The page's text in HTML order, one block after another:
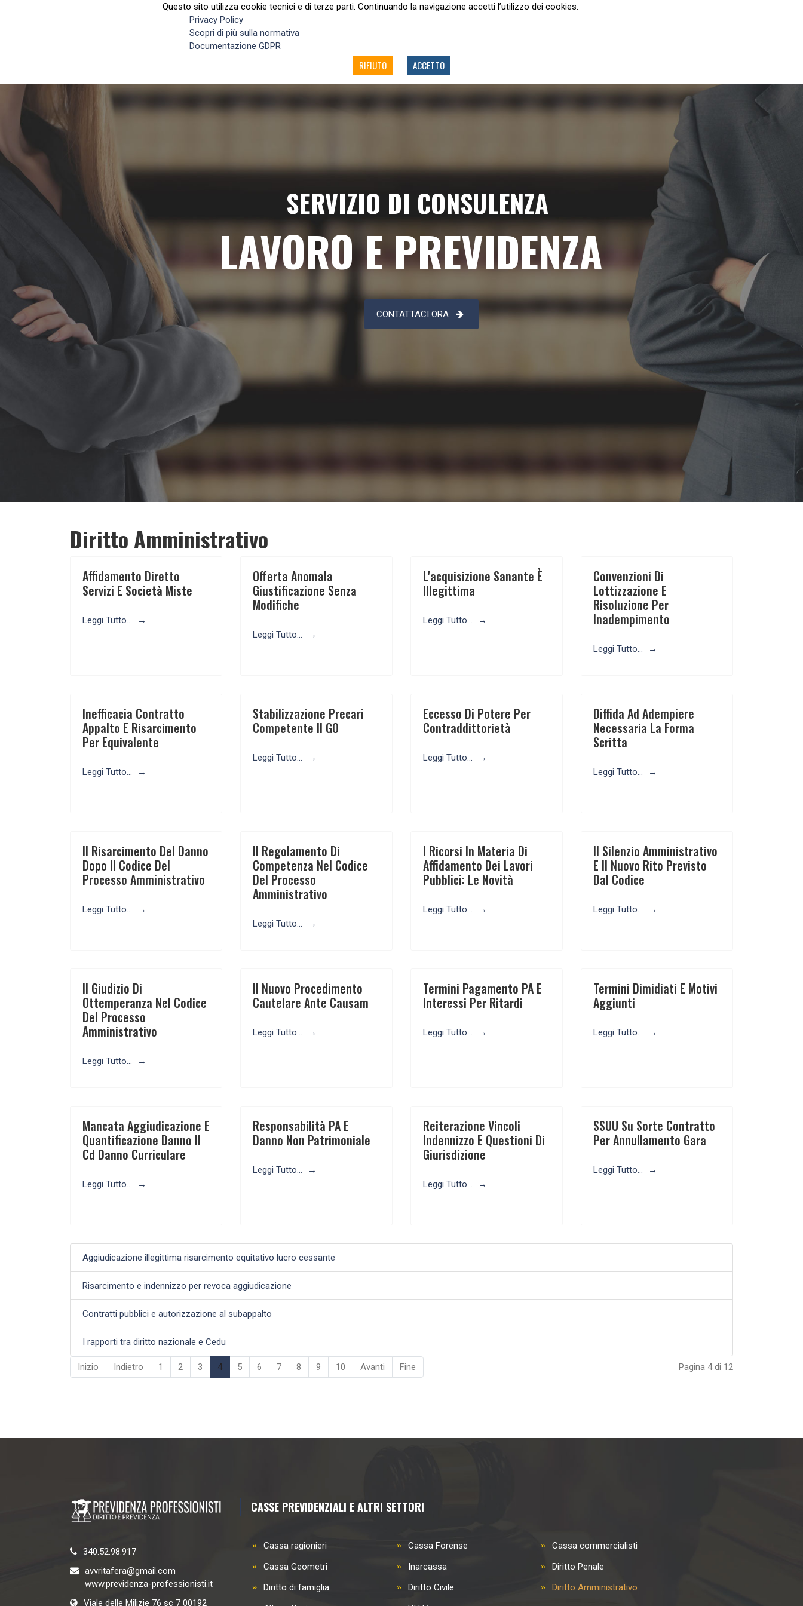
Viale delle Milizie 76 sc.3 00192 Roma
HOME
SERVIZIO DI CONSULENZA
LAVORO E PREVIDENZA
CONTATTACI ORA
Diritto Amministrativo
Affidamento Diretto
Servizi E Società Miste
Leggi Tutto...
Offerta Anomala
Giustificazione Senza
Modifiche
Leggi Tutto...
L'acquisizione Sanante È
Illegittima
Leggi Tutto...
Convenzioni Di
Lottizzazione E
Risoluzione Per
Inadempimento
Leggi Tutto...
Inefficacia Contratto
Appalto E Risarcimento
Per Equivalente
Leggi Tutto...
Stabilizzazione Precari
Competente Il GO
Leggi Tutto...
Eccesso Di Potere Per
Contraddittorietà
Leggi Tutto...
Diffida Ad Adempiere
Necessaria La Forma
Scritta
Leggi Tutto...
Il Risarcimento Del Danno
Dopo Il Codice Del
Processo Amministrativo
Leggi Tutto...
Il Regolamento Di
Competenza Nel Codice
Del Processo
Amministrativo
Leggi Tutto...
I Ricorsi In Materia Di
Affidamento Dei Lavori
Pubblici: Le Novità
Leggi Tutto...
Il Silenzio Amministrativo
E Il Nuovo Rito Previsto
Dal Codice
Leggi Tutto...
Il Giudizio Di
Ottemperanza Nel Codice
Del Processo
Amministrativo
Leggi Tutto...
Il Nuovo Procedimento
Cautelare Ante Causam
Leggi Tutto...
Termini Pagamento PA E
Interessi Per Ritardi
Leggi Tutto...
Termini Dimidiati E Motivi
Aggiunti
Leggi Tutto...
Mancata Aggiudicazione E
Quantificazione Danno Il
Cd Danno Curriculare
Leggi Tutto...
Responsabilità PA E
Danno Non Patrimoniale
Leggi Tutto...
Reiterazione Vincoli
Indennizzo E Questioni Di
Giurisdizione
Leggi Tutto...
SSUU Su Sorte Contratto
Per Annullamento Gara
Leggi Tutto...
Aggiudicazione illegittima risarcimento equitativo lucro cessante
Risarcimento e indennizzo per revoca aggiudicazione
Contratti pubblici e autorizzazione al subappalto
I rapporti tra diritto nazionale e Cedu
Inizio Indietro 1 2 3 4 5 6 7 8 9 10 Avanti Fine Pagina 4 di 12
340.52.98.917
avvritafera@gmail.com
www.previdenza-professionisti.it
Viale delle Milizie 76 sc 7 00192
CASSE PREVIDENZIALI E ALTRI SETTORI
Cassa ragionieri Cassa Forense
Cassa commercialisti
Cassa Geometri
Inarcassa
Diritto Penale
Diritto di famiglia
Diritto Civile
Diritto Amministrativo
Questo sito utilizza cookie tecnici e di terze parti. Continuando la navigazione accetti l’utilizzo dei cookies.
Privacy Policy
Scopri di più sulla normativa
Documentazione GDPR
RIFIUTO ACCETTO